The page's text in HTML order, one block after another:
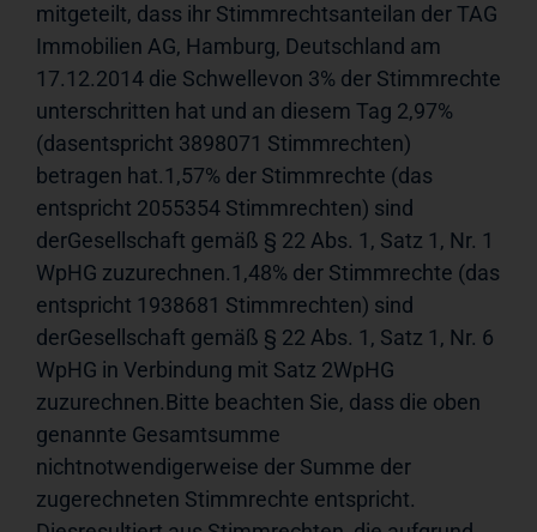
mitgeteilt, dass ihr Stimmrechtsanteilan der TAG
Immobilien AG, Hamburg, Deutschland am
17.12.2014 die Schwellevon 3% der Stimmrechte
unterschritten hat und an diesem Tag 2,97%
(dasentspricht 3898071 Stimmrechten)
betragen hat.1,57% der Stimmrechte (das
entspricht 2055354 Stimmrechten) sind
derGesellschaft gemäß § 22 Abs. 1, Satz 1, Nr. 1
WpHG zuzurechnen.1,48% der Stimmrechte (das
entspricht 1938681 Stimmrechten) sind
derGesellschaft gemäß § 22 Abs. 1, Satz 1, Nr. 6
WpHG in Verbindung mit Satz 2WpHG
zuzurechnen.Bitte beachten Sie, dass die oben
genannte Gesamtsumme
nichtnotwendigerweise der Summe der
zugerechneten Stimmrechte entspricht.